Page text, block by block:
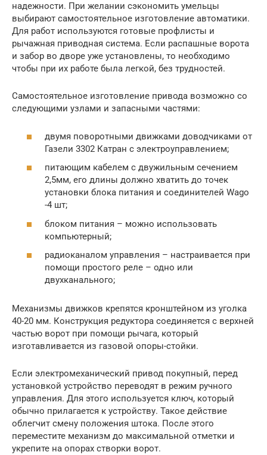
надежности. При желании сэкономить умельцы
выбирают самостоятельное изготовление автоматики.
Для работ используются готовые профлисты и
рычажная приводная система. Если распашные ворота
и забор во дворе уже установлены, то необходимо
чтобы при их работе была легкой, без трудностей.
Самостоятельное изготовление привода возможно со
следующими узлами и запасными частями:
двумя поворотными движками доводчиками от
Газели 3302 Катран с электроуправлением;
питающим кабелем с двужильным сечением
2,5мм, его длины должно хватить до точек
установки блока питания и соединителей Wago
-4 шт;
блоком питания – можно использовать
компьютерный;
радиоканалом управления – настраивается при
помощи простого реле – одно или
двухканального;
Механизмы движков крепятся кронштейном из уголка
40-20 мм. Конструкция редуктора соединяется с верхней
частью ворот при помощи рычага, который
изготавливается из газовой опоры-стойки.
Если электромеханический привод покупный, перед
установкой устройство переводят в режим ручного
управления. Для этого используется ключ, который
обычно прилагается к устройству. Такое действие
облегчит смену положения штока. После этого
переместите механизм до максимальной отметки и
укрепите на опорах створки ворот.